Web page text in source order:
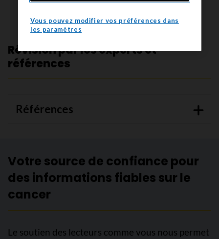
Révision par les experts et
références
Références
Votre source de confiance pour
des informations fiables sur le
cancer
Le soutien des lecteurs comme vous nous permet
Vous pouvez modifier vos préférences dans
les paramètres